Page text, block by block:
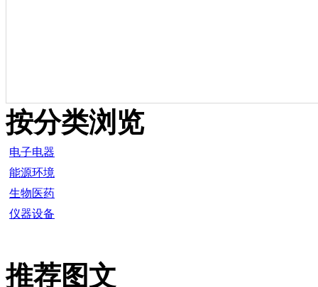
按分类浏览
电子电器
能源环境
生物医药
仪器设备
推荐图文